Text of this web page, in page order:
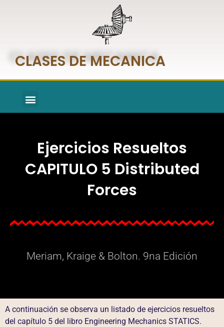
CLASES DE MECANICA
Ejercicios Resueltos
CAPITULO 5 Distributed
Forces
Meriam, Kraige & Bolton. 9na Edición
A continuación se observa un listado de ejercicios resueltos
del capítulo 5 del libro Engineering Mechanics STATICS.